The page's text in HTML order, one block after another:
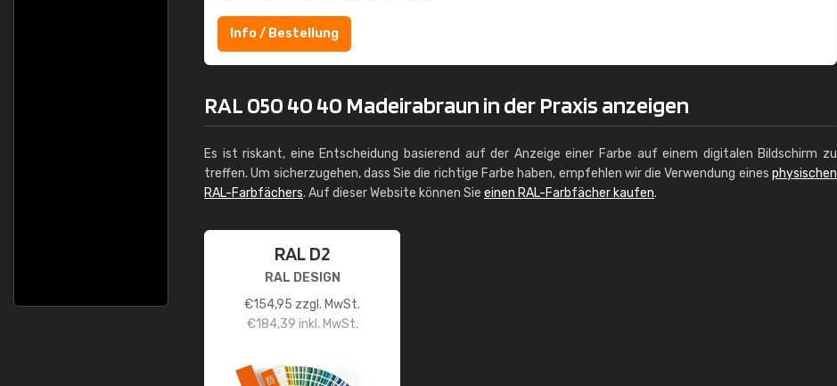
Info / Bestellung
RAL 050 40 40 Madeirabraun in der Praxis anzeigen
Es ist riskant, eine Entscheidung basierend auf der Anzeige einer Farbe auf einem digitalen Bildschirm zu
treffen. Um sicherzugehen, dass Sie die richtige Farbe haben, empfehlen wir die Verwendung eines physischen
RAL-Farbfächers. Auf dieser Website können Sie einen RAL-Farbfächer kaufen.
RAL D2
RAL DESIGN
€154,95 zzgl. MwSt.
€184,39 inkl. MwSt.